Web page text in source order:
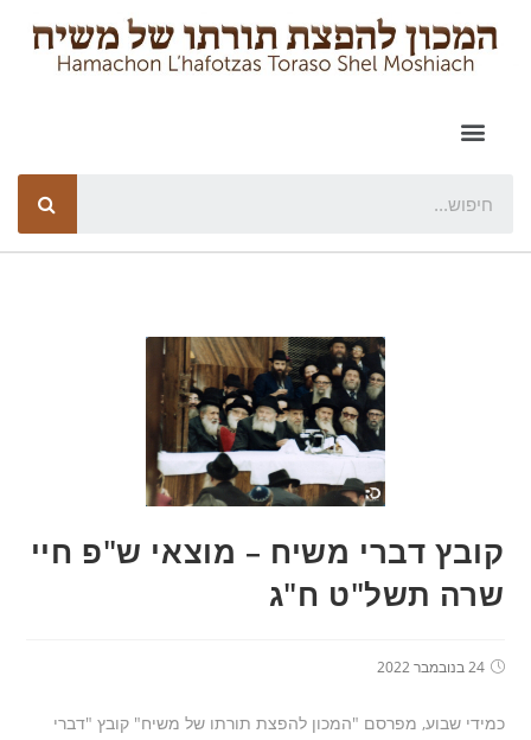
קובץ דברי משיח – מוצאי ש"פ חיי
שרה תשל"ט ח"ג
24 בנובמבר 2022
כמידי שבוע, מפרסם "המכון להפצת תורתו של משיח" קובץ "דברי